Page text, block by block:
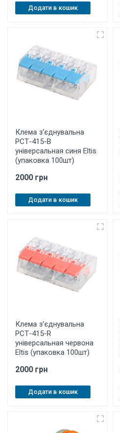
Додати в кошик
Клема з’єднувальна
РСТ-415-B
універсальная синя Eltis
(упаковка 100шт)
2000 грн
Додати в кошик
Клема з’єднувальна
РСТ-415-R
універсальная червона
Eltis (упаковка 100шт)
2000 грн
Додати в кошик